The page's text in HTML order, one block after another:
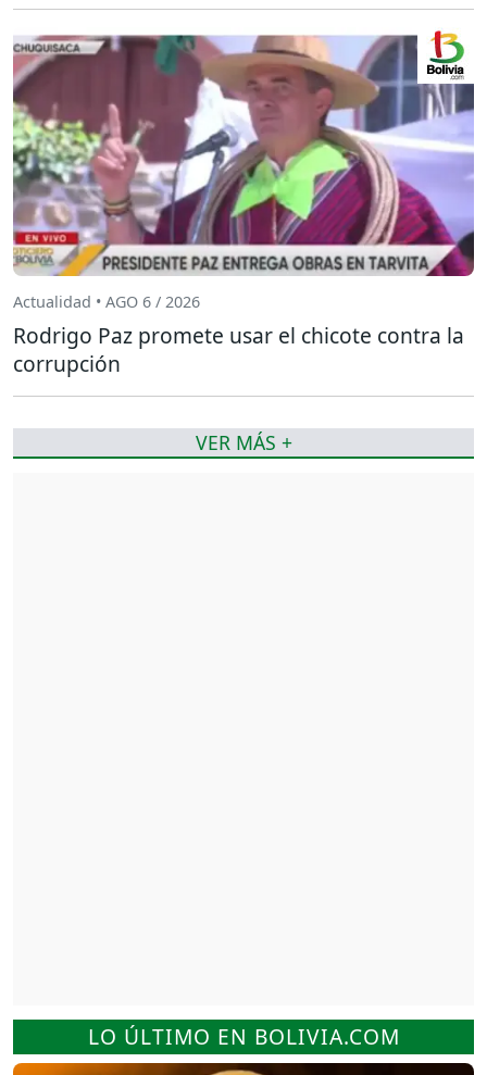
LO ÚLTIMO EN BOLIVIA.COM
Actualidad • AGO 6 / 2026
Rodrigo Paz promete usar el chicote contra la
corrupción
VER MÁS +